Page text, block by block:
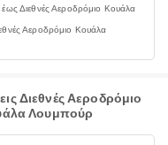
έως Διεθνές Αεροδρόμιο Κουάλα
Αεροδρόμιο Κουάλα
Διεθνές Αεροδρόμιο
Λουμπούρ